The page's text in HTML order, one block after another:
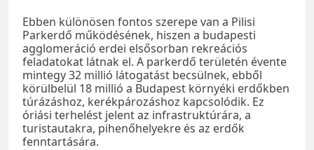
Ebben különösen fontos szerepe van a Pilisi
Parkerdő működésének, hiszen a budapesti
agglomeráció erdei elsősorban rekreációs
feladatokat látnak el. A parkerdő területén évente
mintegy 32 millió látogatást becsülnek, ebből
körülbelül 18 millió a Budapest környéki erdőkben
túrázáshoz, kerékpározáshoz kapcsolódik. Ez
óriási terhelést jelent az infrastruktúrára, a
turistautakra, pihenőhelyekre és az erdők
fenntartására.